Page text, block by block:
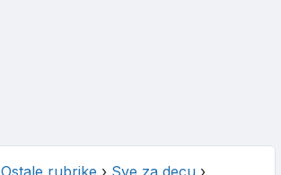
Ostale rubrike › Sve za decu ›